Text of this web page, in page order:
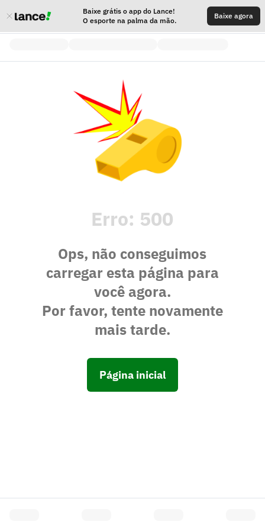
Baixe grátis o app do Lance!
O esporte na palma da mão.
Baixe agora
Erro: 500
Ops, não conseguimos
carregar esta página para
você agora.
Por favor, tente novamente
mais tarde.
Página inicial